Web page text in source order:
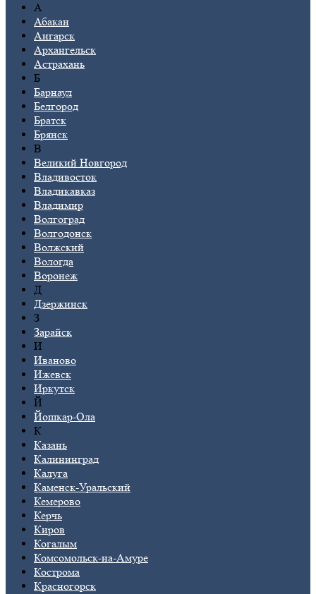
А
Абакан
Ангарск
Архангельск
Астрахань
Б
Барнаул
Белгород
Братск
Брянск
В
Великий Новгород
Владивосток
Владикавказ
Владимир
Волгоград
Волгодонск
Волжский
Вологда
Воронеж
Д
Дзержинск
З
Зарайск
И
Иваново
Ижевск
Иркутск
Й
Йошкар-Ола
К
Казань
Калининград
Калуга
Каменск-Уральский
Кемерово
Керчь
Киров
Когалым
Комсомольск-на-Амуре
Кострома
Красногорск